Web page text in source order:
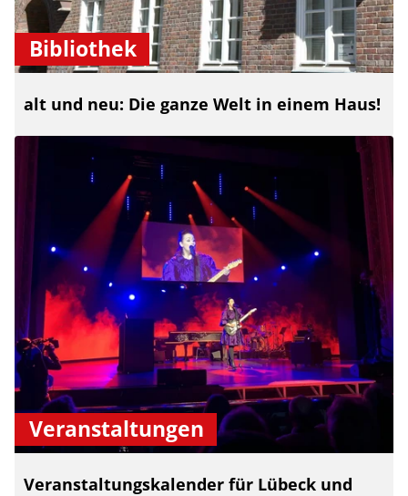
Bibliothek
alt und neu: Die ganze Welt in einem Haus!
Veranstaltungen
Veranstaltungskalender für Lübeck und